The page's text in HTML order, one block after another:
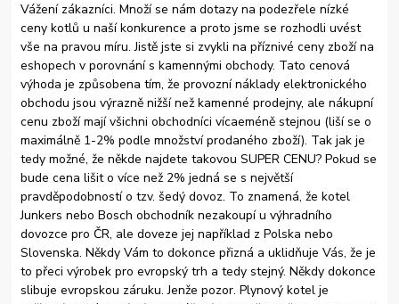
Vážení zákazníci. Množí se nám dotazy na podezřele nízké
ceny kotlů u naší konkurence a proto jsme se rozhodli uvést
vše na pravou míru. Jistě jste si zvykli na příznivé ceny zboží na
eshopech v porovnání s kamennými obchody. Tato cenová
výhoda je způsobena tím, že provozní náklady elektronického
obchodu jsou výrazně nižší než kamenné prodejny, ale nákupní
cenu zboží mají všichni obchodníci vícaeméně stejnou (liší se o
maximálně 1-2% podle množství prodaného zboží). Tak jak je
tedy možné, že někde najdete takovou SUPER CENU? Pokud se
bude cena lišit o více než 2% jedná se s největší
pravděpodobností o tzv. šedý dovoz. To znamená, že kotel
Junkers nebo Bosch obchodník nezakoupí u výhradního
dovozce pro ČR, ale doveze jej například z Polska nebo
Slovenska. Někdy Vám to dokonce přizná a uklidňuje Vás, že je
to přeci výrobek pro evropský trh a tedy stejný. Někdy dokonce
slibuje evropskou záruku. Jenže pozor. Plynový kotel je